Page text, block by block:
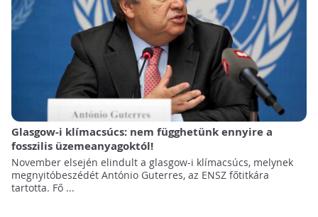
Glasgow-i klímacsúcs: nem függhetünk ennyire a
fosszilis üzemeanyagoktól!
November elsején elindult a glasgow-i klímacsúcs, melynek
megnyitóbeszédét António Guterres, az ENSZ főtitkára
tartotta. Fő ...